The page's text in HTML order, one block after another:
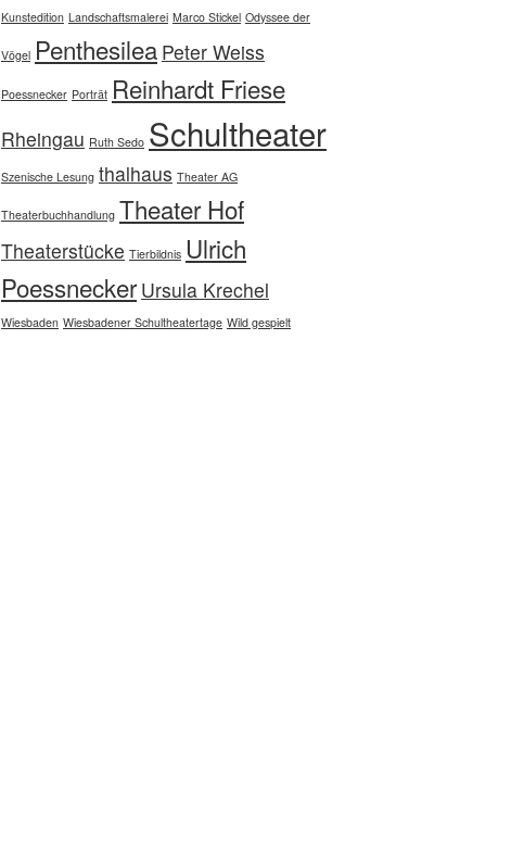
Kunstedition Landschaftsmalerei Marco Stickel Odyssee der
Vögel Penthesilea Peter Weiss
Poessnecker Porträt Reinhardt Friese
Rheingau Ruth Sedo Schultheater
Szenische Lesung thalhaus Theater AG
Theaterbuchhandlung Theater Hof
Theaterstücke Tierbildnis Ulrich
Poessnecker Ursula Krechel
Wiesbaden Wiesbadener Schultheatertage Wild gespielt